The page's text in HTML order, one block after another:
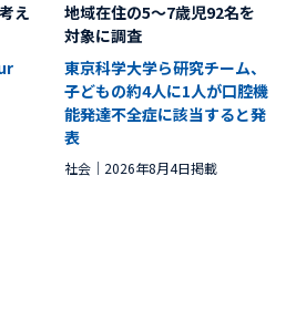
え
地域在住の5～7歳児92名を
対象に調査
東京科学大学ら研究チーム、
子どもの約4人に1人が口腔機
能発達不全症に該当すると発
表
社会 2026年8月4日掲載